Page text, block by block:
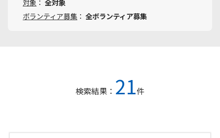
ボランティア募集 ：全ボランティア募集
検索結果： 21件